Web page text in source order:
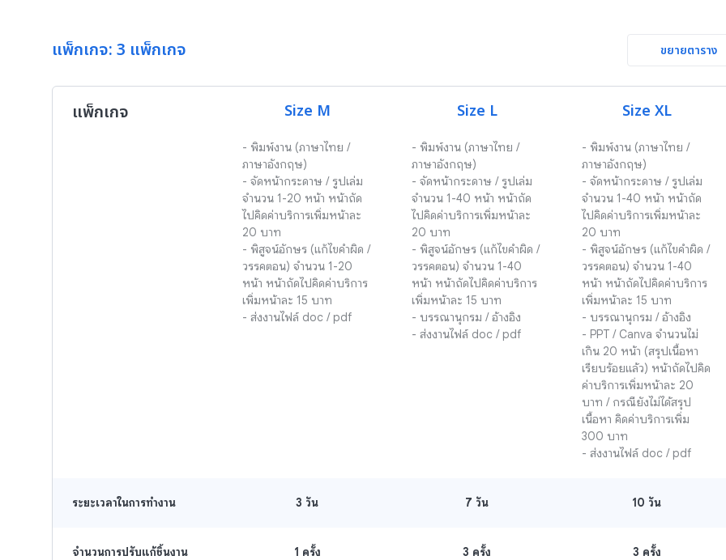
แพ็กเกจ: 3 แพ็กเกจ ขยายตาราง
แพ็กเกจ Size M Size L Size XL
- พิมพ์งาน (ภาษาไทย /
ภาษาอังกฤษ)
- จัดหน้ากระดาษ / รูปเล่ม
จำนวน 1-20 หน้า หน้าถัด
ไปคิดค่าบริการเพิ่มหน้าละ
20 บาท
- พิสูจน์อักษร (แก้ไขคำผิด /
วรรคตอน) จำนวน 1-20
หน้า หน้าถัดไปคิดค่าบริการ
เพิ่มหน้าละ 15 บาท
- ส่งงานไฟล์ doc / pdf
- พิมพ์งาน (ภาษาไทย /
ภาษาอังกฤษ)
- จัดหน้ากระดาษ / รูปเล่ม
จำนวน 1-40 หน้า หน้าถัด
ไปคิดค่าบริการเพิ่มหน้าละ
20 บาท
- พิสูจน์อักษร (แก้ไขคำผิด /
วรรคตอน) จำนวน 1-40
หน้า หน้าถัดไปคิดค่าบริการ
เพิ่มหน้าละ 15 บาท
- บรรณานุกรม / อ้างอิง
- ส่งงานไฟล์ doc / pdf
- พิมพ์งาน (ภาษาไทย /
ภาษาอังกฤษ)
- จัดหน้ากระดาษ / รูปเล่ม
จำนวน 1-40 หน้า หน้าถัด
ไปคิดค่าบริการเพิ่มหน้าละ
20 บาท
- พิสูจน์อักษร (แก้ไขคำผิด /
วรรคตอน) จำนวน 1-40
หน้า หน้าถัดไปคิดค่าบริการ
เพิ่มหน้าละ 15 บาท
- บรรณานุกรม / อ้างอิง
- PPT / Canva จำนวนไม่
เกิน 20 หน้า (สรุปเนื้อหา
เรียบร้อยแล้ว) หน้าถัดไปคิด
ค่าบริการเพิ่มหน้าละ 20
บาท / กรณียังไม่ได้สรุป
เนื้อหา คิดค่าบริการเพิ่ม
300 บาท
- ส่งงานไฟล์ doc / pdf
ระยะเวลาในการทำงาน 3 วัน 7 วัน 10 วัน
จำนวนการปรับแก้ชิ้นงาน 1 ครั้ง 3 ครั้ง 3 ครั้ง